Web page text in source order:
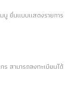
มนู ยื่นแบบแสดงรายการ
สามารถลงทะเบียนได้